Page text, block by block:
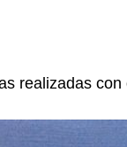
realizadas